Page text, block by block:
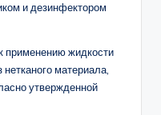
и дезинфектором
применению жидкости
материала,
утвержденной